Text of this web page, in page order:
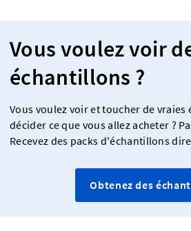
Vous voulez voir
échantillons ?
Vous voulez voir et toucher de vraies
décider ce que vous allez acheter ?
Recevez des packs d'échantillons
Obtenez des